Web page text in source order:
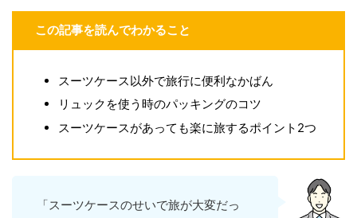
この記事を読んでわかること
スーツケース以外で旅行に便利なかばん
リュックを使う時のパッキングのコツ
スーツケースがあっても楽に旅するポイント2つ
「スーツケースのせいで旅が大変だっ